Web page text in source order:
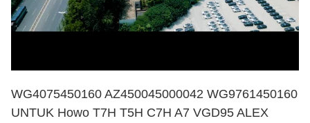
WG4075450160 AZ450045000042 WG9761450160
UNTUK Howo T7H T5H C7H A7 VGD95 ALEX